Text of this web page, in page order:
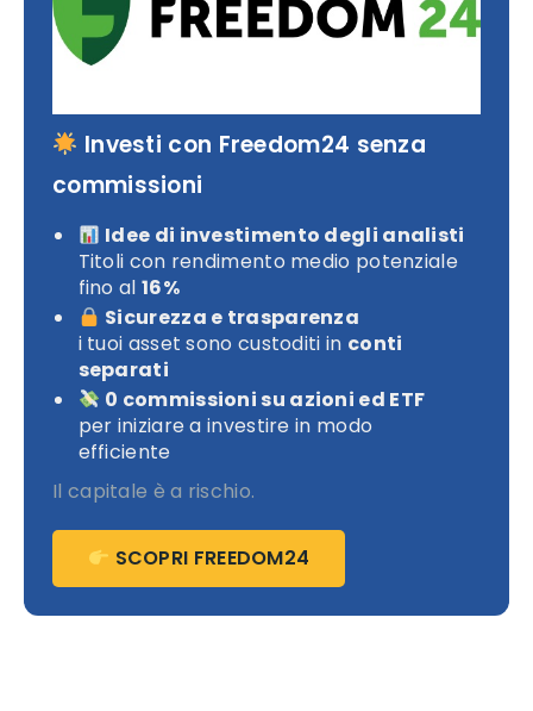
Investi con Freedom24 senza
commissioni
Idee di investimento degli analisti
Titoli con rendimento medio potenziale
fino al 16%
Sicurezza e trasparenza
i tuoi asset sono custoditi in conti
separati
0 commissioni su azioni ed ETF
per iniziare a investire in modo
efficiente
Il capitale è a rischio.
SCOPRI FREEDOM24